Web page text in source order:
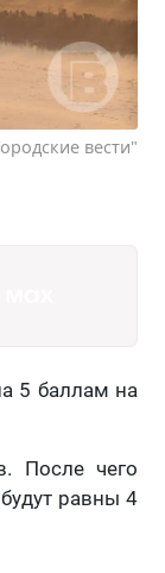
вести"
5 баллам на
После чего
равны 4